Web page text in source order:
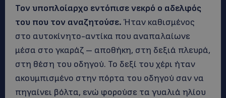
Τον υποπλοίαρχο εντόπισε νεκρό ο αδελφός
του που τον αναζητούσε. Ήταν καθισμένος
στο αυτοκίνητο-αντίκα που αναπαλαίωνε
μέσα στο γκαράζ – αποθήκη, στη δεξιά πλευρά,
στη θέση του οδηγού. Το δεξί του χέρι ήταν
ακουμπισμένο στην πόρτα του οδηγού σαν να
πηγαίνει βόλτα, ενώ φορούσε τα γυαλιά ηλίου